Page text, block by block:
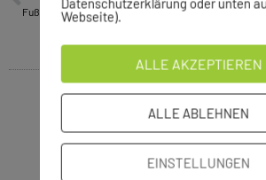
Fußball: Turniersieg für gemischtes VfL-Team
Webseite).
ALLE AKZEPTIEREN
ALLE ABLEHNEN
EINSTELLUNGEN